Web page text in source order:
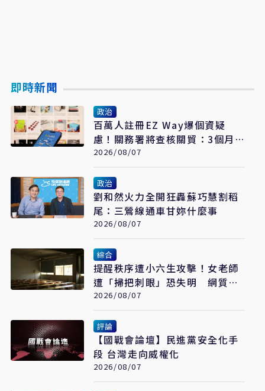
即時新聞
政治
百萬人註冊EZ Way爆個資疑
慮！關務署將查核關貿：3個月
提檢討報告
2026/08/07
政治
劉和然火力全開狂轟蘇巧慧割稻
尾：三鶯線通車甘妳什麼事
2026/08/07
綜合
提醒秩序遭小六生攻擊！女老師
遭「掃把刺眼」恐失明 網質疑
「共融教育」
2026/08/07
評論
【國戰會論壇】民進黨安全化手
段 台灣走向威權化
2026/08/07